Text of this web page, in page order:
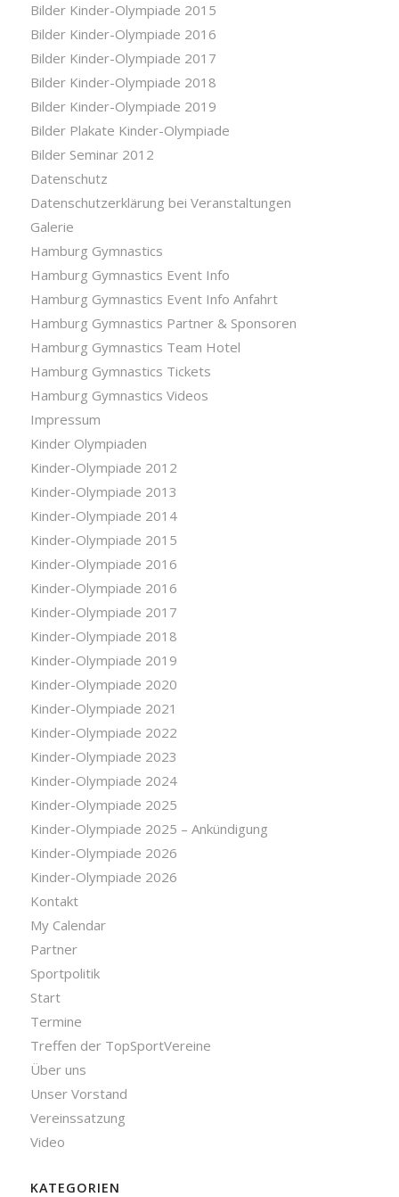
Bilder Kinder-Olympiade 2015
Bilder Kinder-Olympiade 2016
Bilder Kinder-Olympiade 2017
Bilder Kinder-Olympiade 2018
Bilder Kinder-Olympiade 2019
Bilder Plakate Kinder-Olympiade
Bilder Seminar 2012
Datenschutz
Datenschutzerklärung bei Veranstaltungen
Galerie
Hamburg Gymnastics
Hamburg Gymnastics Event Info
Hamburg Gymnastics Event Info Anfahrt
Hamburg Gymnastics Partner & Sponsoren
Hamburg Gymnastics Team Hotel
Hamburg Gymnastics Tickets
Hamburg Gymnastics Videos
Impressum
Kinder Olympiaden
Kinder-Olympiade 2012
Kinder-Olympiade 2013
Kinder-Olympiade 2014
Kinder-Olympiade 2015
Kinder-Olympiade 2016
Kinder-Olympiade 2016
Kinder-Olympiade 2017
Kinder-Olympiade 2018
Kinder-Olympiade 2019
Kinder-Olympiade 2020
Kinder-Olympiade 2021
Kinder-Olympiade 2022
Kinder-Olympiade 2023
Kinder-Olympiade 2024
Kinder-Olympiade 2025
Kinder-Olympiade 2025 – Ankündigung
Kinder-Olympiade 2026
Kinder-Olympiade 2026
Kontakt
My Calendar
Partner
Sportpolitik
Start
Termine
Treffen der TopSportVereine
Über uns
Unser Vorstand
Vereinssatzung
Video
KATEGORIEN